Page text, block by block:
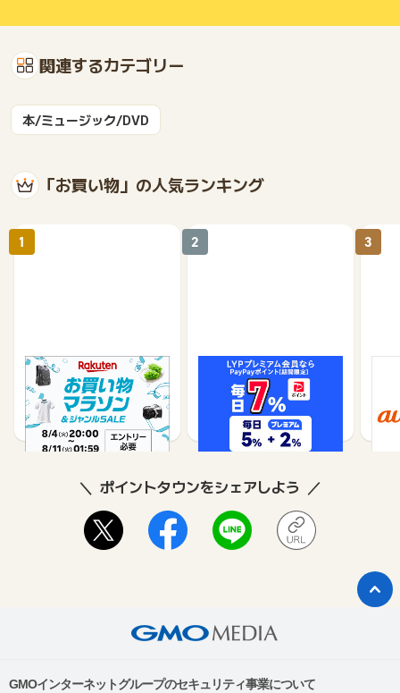
関連するカテゴリー
本/ミュージック/DVD
「お買い物」の人気ランキング
楽天市場
1%
1
Yahoo!ショッピング
1%
2 3
ポイントタウンをシェアしよう
GMOインターネットグループのセキュリティ事業について